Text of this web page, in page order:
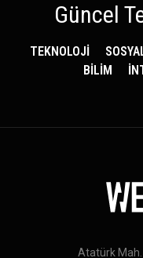
Güncel
TEKNOLOJİ
BİLİM
Atatürk